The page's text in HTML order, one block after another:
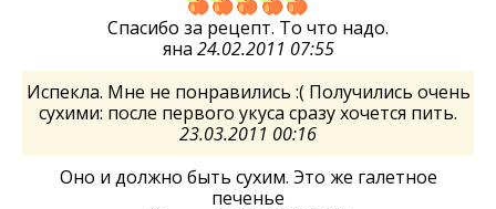
Спасибо за рецепт. То что надо.
яна 24.02.2011 07:55
Испекла. Мне не понравились :( Получились очень
сухими: после первого укуса сразу хочется пить.
23.03.2011 00:16
Оно и должно быть сухим. Это же галетное
печенье